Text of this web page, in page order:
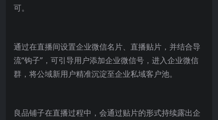
可。
通过在直播间设置企业微信名片、直播贴片，并结合导
流“钩子”，可引导用户添加企业微信号，进入企业微信
群，将公域新用户精准沉淀至企业私域客户池。
良品铺子在直播过程中，会通过贴片的形式持续露出企